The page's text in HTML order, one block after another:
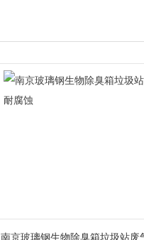
南京玻璃钢生物除臭箱垃圾站废